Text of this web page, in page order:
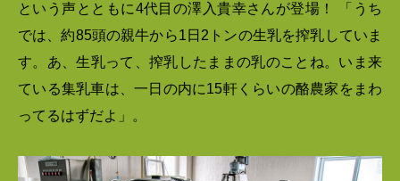
という声とともに4代目の澤入貴幸さんが登場！ 「うち
では、約85頭の親牛から1日2トンの生乳を搾乳していま
す。あ、生乳って、搾乳したままの乳のことね。いま来
ている集乳車は、一日の内に15軒くらいの酪農家をまわ
ってるはずだよ」。